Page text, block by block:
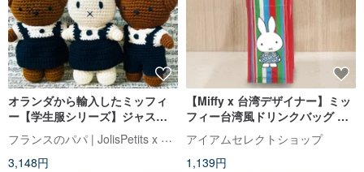
オランダから輸入したミッフィ
ー【学生服シリーズ】ジャスト
ダッチ公認の本物の手作りミッ
フィーうさぎ
フランスのパパ | JolisPetits x Miffy
3,148円
【Miffy x 台湾デザイナー】ミッ
フィー台湾風ドリンクバッグ ド
リンクホルダー トートバッグ
アイアムセレクトショップ
1,139円